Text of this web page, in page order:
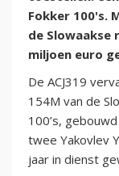
Fokker 100's.
de
miljoen euro
De ACJ319
154M van de
100’s,
twee Yakovlev
jaar in dienst